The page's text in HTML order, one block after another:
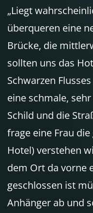
„Liegt
überqueren eine
Brücke, die
sollten uns das
Schwarzen
eine schmale,
Schild und die
frage eine Frau
Hotel) verstehen
dem Ort da vorne
geschlossen ist
Anhänger ab und